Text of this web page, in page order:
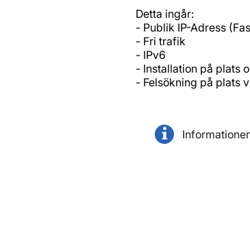
Detta ingår:
- Publik IP-Adress
- Fri trafik
- IPv6
- Installation på plats
- Felsökning på plats